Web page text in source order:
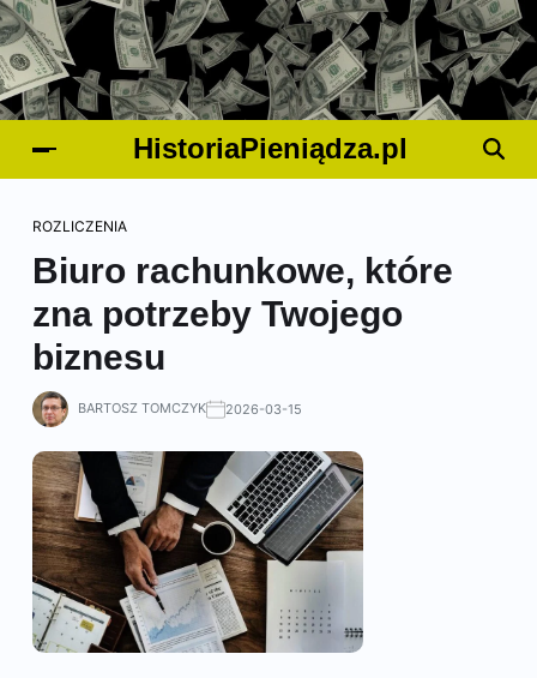
HistoriaPieniądza.pl
ROZLICZENIA
Biuro rachunkowe, które
zna potrzeby Twojego
biznesu
BARTOSZ TOMCZYK 2026-03-15